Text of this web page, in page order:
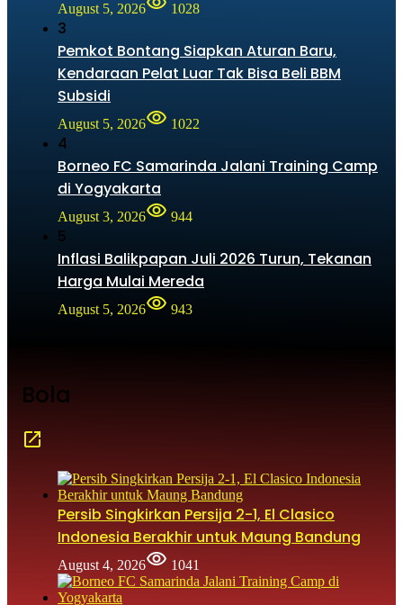
August 5, 2026 1028
3
Pemkot Bontang Siapkan Aturan Baru,
Kendaraan Pelat Luar Tak Bisa Beli BBM
Subsidi
August 5, 2026 1022
4
Borneo FC Samarinda Jalani Training Camp
di Yogyakarta
August 3, 2026 944
5
Inflasi Balikpapan Juli 2026 Turun, Tekanan
Harga Mulai Mereda
August 5, 2026 943
Bola
Persib Singkirkan Persija 2-1, El Clasico
Indonesia Berakhir untuk Maung Bandung
August 4, 2026 1041